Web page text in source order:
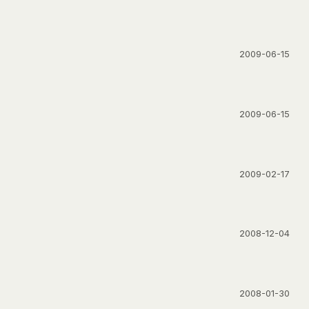
2009-06-15
2009-06-15
2009-02-17
2008-12-04
2008-01-30